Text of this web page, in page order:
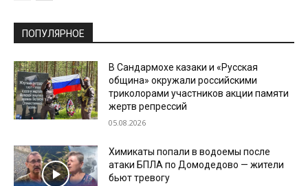
ПОПУЛЯРНОЕ
В Сандармохе казаки и «Русская
община» окружали российскими
триколорами участников акции памяти
жертв репрессий
05.08.2026
Химикаты попали в водоемы после
атаки БПЛА по Домодедово — жители
бьют тревогу